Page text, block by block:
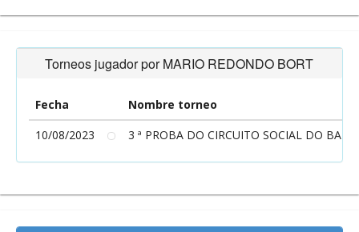
Torneos jugador por MARIO REDONDO BORT
Fecha
Nombre torneo
10/08/2023
3 ª PROBA DO CIRCUITO SOCIAL DO